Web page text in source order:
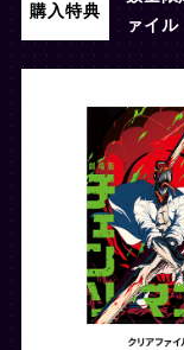
購入特典
ァイル